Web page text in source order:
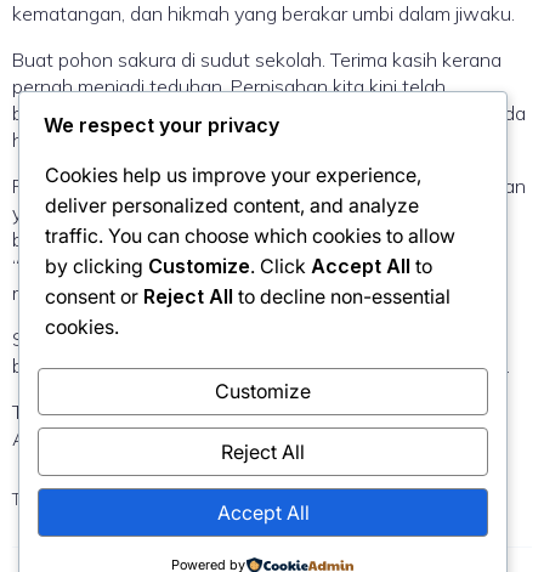
kematangan, dan hikmah yang berakar umbi dalam jiwaku.
Buat pohon sakura di sudut sekolah. Terima kasih kerana
pernah menjadi teduhan. Perpisahan kita kini telah
bernoktah. Tidak ada lagi rindu yang menyakitkan, yang ada
hanyalah doa yang menenangkan.
Perjalanan di situ sudah tamat dengan sebuah pengakhiran
yang cantik. Sekarang, masanya untuk kita tanam benih
baru di laman yang berbeza, kerana Allah yang memberi
“Sakura” di sana adalah Alah yang sama yang akan
memberikan keajaiban di sini.
Satu perpisahan yang bernoktah agar sebuah kehidupan
baru boleh bermula dengan lafaz Bismillahirrahmanirrahim.
Ts.Jebat
Aku, Sakura & Sebuat Perpisahan Bernoktah
Tags:
We respect your privacy
Cookies help us improve your experience,
deliver personalized content, and analyze
traffic. You can choose which cookies to allow
by clicking Customize. Click Accept All to
consent or Reject All to decline non-essential
cookies.
Customize
Reject All
Accept All
Powered by